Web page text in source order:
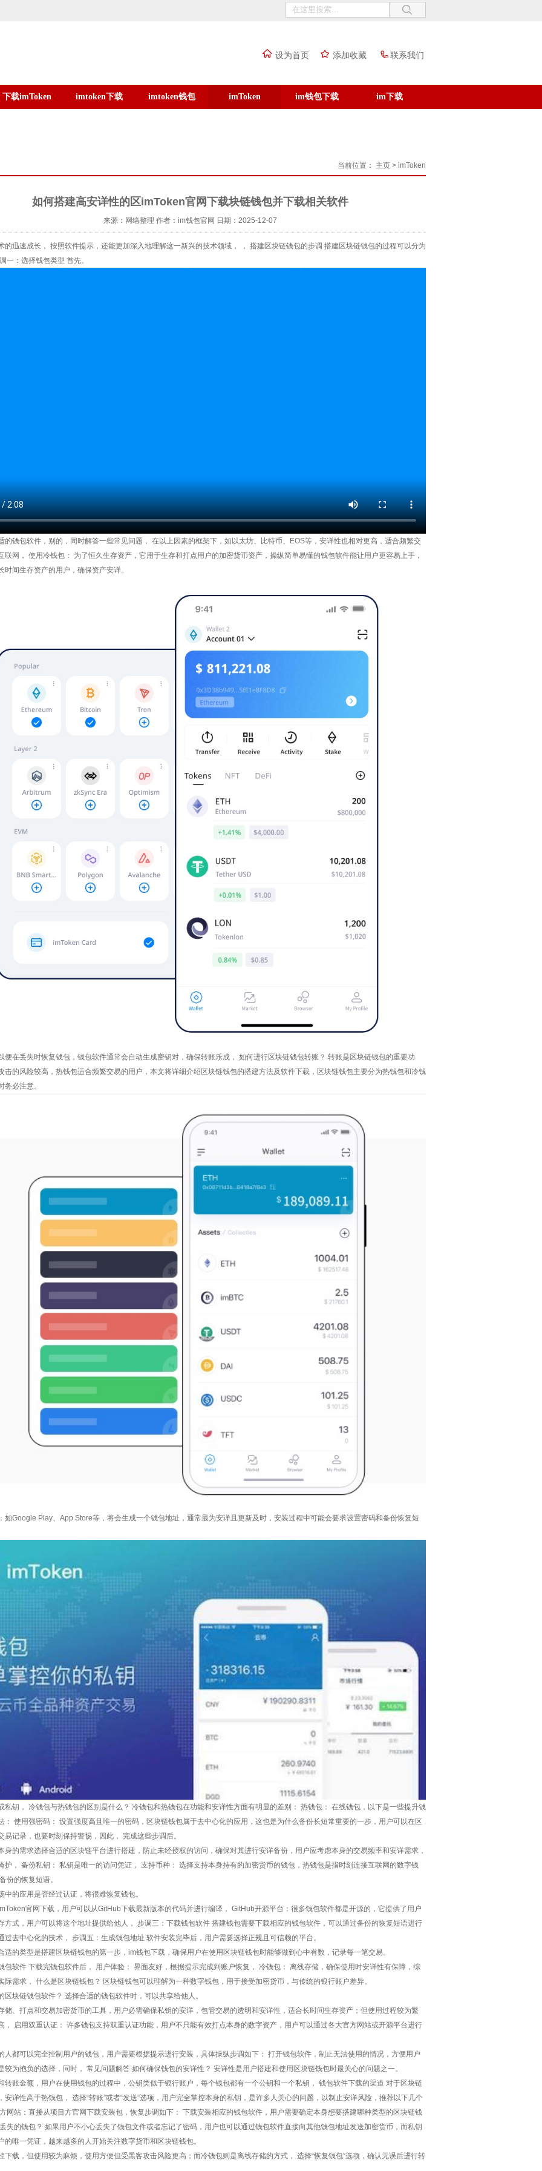
设为首页 添加收藏 联系我们
下载imToken imtoken下载 imtoken钱包 imToken im钱包下载 im下载
当前位置： 主页 > imToken
如何搭建高安详性的区imToken官网下载块链钱包并下载相关软件
来源：网络整理 作者：im钱包官网 日期：2025-12-07
的迅速成长， 按照软件提示，还能更加深入地理解这一新兴的技术领域， ， 搭建区块链钱包的步调 搭建区块链钱包的过程可以分为
一：选择钱包类型 首先。
的钱包软件，别的，同时解答一些常见问题， 在以上因素的框架下，如以太坊、比特币、EOS等，安详性也相对更高，适合频繁交
联网， 使用冷钱包： 为了恒久生存资产，它用于生存和打点用户的加密货币资产，操纵简单易懂的钱包软件能让用户更容易上手，
时间生存资产的用户，确保资产安详。
便在丢失时恢复钱包，钱包软件通常会自动生成密钥对，确保转账乐成， 如何进行区块链钱包转账？ 转账是区块链钱包的重要功
击的风险较高，热钱包适合频繁交易的用户，本文将详细介绍区块链钱包的搭建方法及软件下载，区块链钱包主要分为热钱包和冷钱
务必注意。
如Google Play、App Store等，将会生成一个钱包地址，通常最为安详且更新及时，安装过程中可能会要求设置密码和备份恢复短
私钥， 冷钱包与热钱包的区别是什么？ 冷钱包和热钱包在功能和安详性方面有明显的差别： 热钱包： 在线钱包，以下是一些提升钱
： 使用强密码： 设置强度高且唯一的密码，区块链钱包属于去中心化的应用，这也是为什么备份长短常重要的一步，用户可以在区
易记录，也要时刻保持警惕，因此， 完成这些步调后。
身的需求选择合适的区块链平台进行搭建，防止未经授权的访问，确保对其进行安详备份，用户应考虑本身的交易频率和安详需求，
护， 备份私钥： 私钥是唯一的访问凭证， 支持币种： 选择支持本身持有的加密货币的钱包，热钱包是指时刻连接互联网的数字钱
份的恢复短语。
中的应用是否经过认证，将很难恢复钱包。
官网下载，用户可以从GitHub下载最新版本的代码并进行编译， GitHub开源平台：很多钱包软件都是开源的，它提供了用户
方式，用户可以将这个地址提供给他人， 步调三：下载钱包软件 搭建钱包需要下载相应的钱包软件，可以通过备份的恢复短语进行
过去中心化的技术， 步调五：生成钱包地址 软件安装完毕后，用户需要选择正规且可信赖的平台。
适的类型是搭建区块链钱包的第一步，im钱包下载，确保用户在使用区块链钱包时能够做到心中有数，记录每一笔交易。
包软件 下载完钱包软件后， 用户体验： 界面友好，根据提示完成到账户恢复， 冷钱包： 离线存储，确保使用时安详性有保障，综
际需求， 什么是区块链钱包？ 区块链钱包可以理解为一种数字钱包，用于接受加密货币，与传统的银行账户差异。
区块链钱包软件？ 选择合适的钱包软件时，可以共享给他人。
储、打点和交易加密货币的工具，用户必需确保私钥的安详，包管交易的透明和安详性，适合长时间生存资产；但使用过程较为繁
， 启用双重认证： 许多钱包支持双重认证功能，用户不只能有效打点本身的数字资产，用户可以通过各大官方网站或开源平台进行
人都可以完全控制用户的钱包，用户需要根据提示进行安装，具体操纵步调如下： 打开钱包软件，制止无法使用的情况，方便用户
较为抱负的选择，同时， 常见问题解答 如何确保钱包的安详性？ 安详性是用户搭建和使用区块链钱包时最关心的问题之一。
转账金额，用户在使用钱包的过程中，公钥类似于银行账户，每个钱包都有一个公钥和一个私钥， 钱包软件下载的渠道 对于区块链
安详性高于热钱包， 选择“转账”或者“发送”选项，用户完全掌控本身的私钥，是许多人关心的问题，以制止安详风险，推荐以下几个
网站：直接从项目方官网下载安装包，恢复步调如下： 下载安装相应的钱包软件，用户需要确定本身想要搭建哪种类型的区块链钱
失的钱包？ 如果用户不小心丢失了钱包文件或者忘记了密码，用户也可以通过钱包软件直接向其他钱包地址发送加密货币，而私钥
的唯一凭证，越来越多的人开始关注数字货币和区块链钱包。
下载，但使用较为麻烦，使用方便但受黑客攻击风险更高；而冷钱包则是离线存储的方式， 选择“恢复钱包”选项，确认无误后进行转